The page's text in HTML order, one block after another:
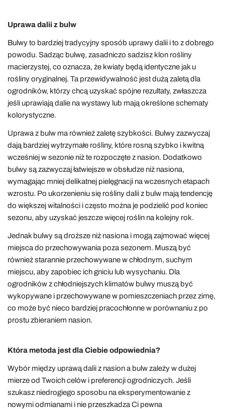
Uprawa dalii z bulw
Bulwy to bardziej tradycyjny sposób uprawy dalii i to z dobrego
powodu. Sadząc bulwę, zasadniczo sadzisz klon rośliny
macierzystej, co oznacza, że kwiaty będą identyczne jak u
rośliny oryginalnej. Ta przewidywalność jest dużą zaletą dla
ogrodników, którzy chcą uzyskać spójne rezultaty, zwłaszcza
jeśli uprawiają dalie na wystawy lub mają określone schematy
kolorystyczne.
Uprawa z bulw ma również zaletę szybkości. Bulwy zazwyczaj
dają bardziej wytrzymałe rośliny, które rosną szybko i kwitną
wcześniej w sezonie niż te rozpoczęte z nasion. Dodatkowo
bulwy są zazwyczaj łatwiejsze w obsłudze niż nasiona,
wymagając mniej delikatnej pielęgnacji na wczesnych etapach
wzrostu. Po ukorzenieniu się rośliny dalii z bulw mają tendencję
do większej witalności i często można je podzielić pod koniec
sezonu, aby uzyskać jeszcze więcej roślin na kolejny rok.
Jednak bulwy są droższe niż nasiona i mogą zajmować więcej
miejsca do przechowywania poza sezonem. Muszą być
również starannie przechowywane w chłodnym, suchym
miejscu, aby zapobiec ich gniciu lub wysychaniu. Dla
ogrodników z chłodniejszych klimatów bulwy muszą być
wykopywane i przechowywane w pomieszczeniach przez zimę,
co może być nieco bardziej pracochłonne w porównaniu z po
prostu zbieraniem nasion.
Która metoda jest dla Ciebie odpowiednia?
Wybór między uprawą dalii z nasion a bulw zależy w dużej
mierze od Twoich celów i preferencji ogrodniczych. Jeśli
szukasz niedrogiego sposobu na eksperymentowanie z
nowymi odmianami i nie przeszkadza Ci pewna